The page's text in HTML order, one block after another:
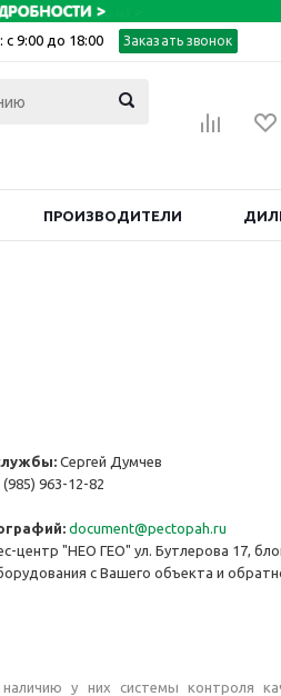
с 9:00 до 18:00 Заказать звонок
ПРОИЗВОДИТЕЛИ
Сергей Думчев
963-12-82
document@pectopah.ru
центр "НЕО ГЕО" ул. Бутлерова 17,
с Вашего объекта и
у них системы контроля